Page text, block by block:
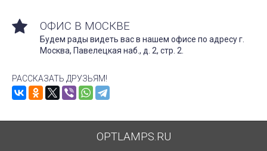
ОФИС В МОСКВЕ
Будем рады видеть вас в нашем офисе по адресу г.
Москва, Павелецкая наб., д. 2, стр. 2.
РАССКАЗАТЬ ДРУЗЬЯМ!
OPTLAMPS.RU